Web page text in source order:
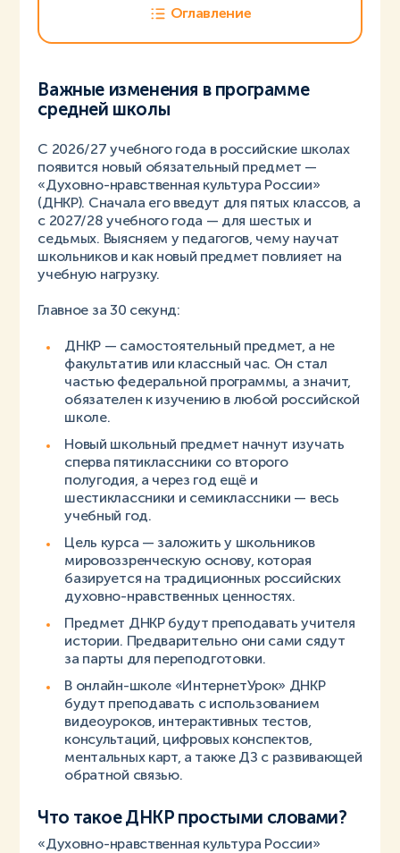
Оглавление
Важные изменения в программе
средней школы
С 2026/27 учебного года в российские школах
появится новый обязательный предмет —
«Духовно-нравственная культура России»
(ДНКР). Сначала его введут для пятых классов, а
с 2027/28 учебного года — для шестых и
седьмых. Выясняем у педагогов, чему научат
школьников и как новый предмет повлияет на
учебную нагрузку.
Главное за 30 секунд:
ДНКР — самостоятельный предмет, а не
факультатив или классный час. Он стал
частью федеральной программы, а значит,
обязателен к изучению в любой российской
школе.
Новый школьный предмет начнут изучать
сперва пятиклассники со второго
полугодия, а через год ещё и
шестиклассники и семиклассники — весь
учебный год.
Цель курса — заложить у школьников
мировоззренческую основу, которая
базируется на традиционных российских
духовно-нравственных ценностях.
Предмет ДНКР будут преподавать учителя
истории. Предварительно они сами сядут
за парты для переподготовки.
В онлайн-школе «ИнтернетУрок» ДНКР
будут преподавать с использованием
видеоуроков, интерактивных тестов,
консультаций, цифровых конспектов,
ментальных карт, а также ДЗ с развивающей
обратной связью.
Что такое ДНКР простыми словами?
«Духовно-нравственная культура России»